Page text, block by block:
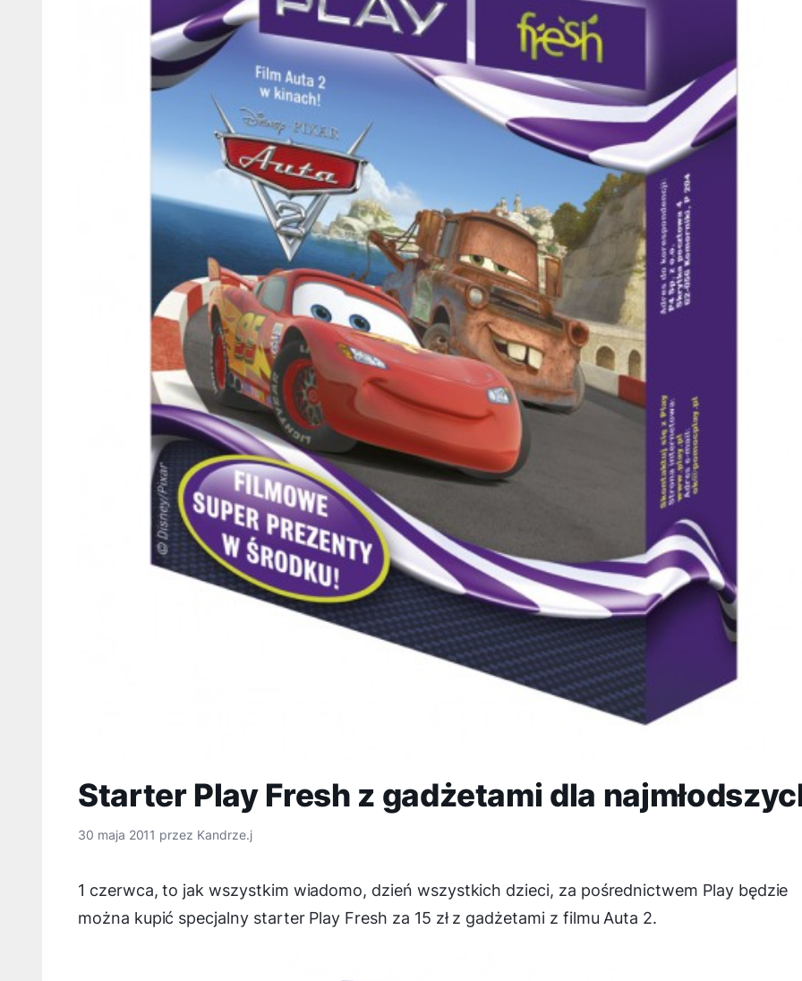
Starter Play Fresh z gadżetami dla
30 maja 2011 przez Kandrze.j
1 czerwca, to jak wszystkim wiadomo, dzień wszystkich dzieci, za pośrednictwem Play będzie
można kupić specjalny starter Play Fresh za 15 zł z gadżetami z filmu Auta 2.